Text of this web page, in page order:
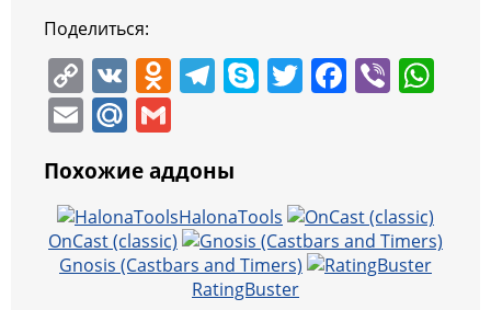
Поделиться:
C
o
p
y
Li
n
k
V
K
O
o
kl
a
ss
T
gr
a
m
S
e
T F
b
o
o
Vi
p
E
ai
l
M
l.
R
u
ai
l
Похожие аддоны
HalonaTools
OnCast (classic)
Gnosis (Castbars and Timers)
RatingBuster